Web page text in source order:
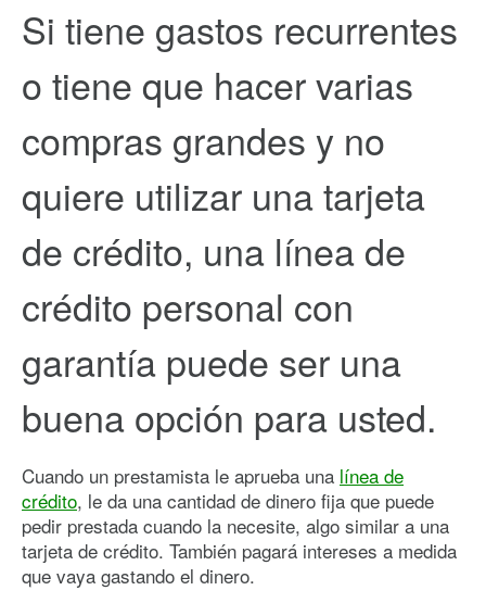
Si tiene gastos recurrentes
o tiene que hacer varias
compras grandes y no
quiere utilizar una tarjeta
de crédito, una línea de
crédito personal con
garantía puede ser una
buena opción para usted.
Cuando un prestamista le aprueba una línea de
crédito, le da una cantidad de dinero fija que puede
pedir prestada cuando la necesite, algo similar a una
tarjeta de crédito. También pagará intereses a medida
que vaya gastando el dinero.